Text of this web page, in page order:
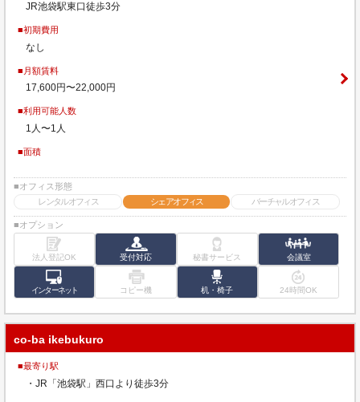
JR池袋駅東口徒歩3分
■初期費用
なし
■月額賃料
17,600円〜22,000円
■利用可能人数
1人〜1人
■面積
■オフィス形態
レンタルオフィス
シェアオフィス バーチャルオフィス
■オプション
法人登記OK 受付対応 秘書サービス 会議室
インターネット コピー機 机・椅子 24時間OK
co-ba ikebukuro
■最寄り駅
・JR「池袋駅」西口より徒歩3分